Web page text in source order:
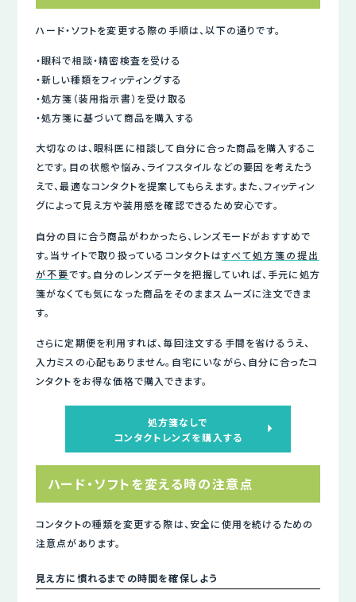
ハード・ソフトを変更する際の手順は、以下の通りです。
・眼科で相談・精密検査を受ける
・新しい種類をフィッティングする
・処方箋（装用指示書）を受け取る
・処方箋に基づいて商品を購入する
大切なのは、眼科医に相談して自分に合った商品を購入するこ
とです。目の状態や悩み、ライフスタイルなどの要因を考えたう
えで、最適なコンタクトを提案してもらえます。また、フィッティン
グによって見え方や装用感を確認できるため安心です。
自分の目に合う商品がわかったら、レンズモードがおすすめで
す。当サイトで取り扱っているコンタクトはすべて処方箋の提出
が不要です。自分のレンズデータを把握していれば、手元に処方
箋がなくても気になった商品をそのままスムーズに注文できま
す。
さらに定期便を利用すれば、毎回注文する手間を省けるうえ、
入力ミスの心配もありません。自宅にいながら、自分に合ったコ
ンタクトをお得な価格で購入できます。
処方箋なしで
コンタクトレンズを購入する
ハード・ソフトを変える時の注意点
コンタクトの種類を変更する際は、安全に使用を続けるための
注意点があります。
見え方に慣れるまでの時間を確保しよう